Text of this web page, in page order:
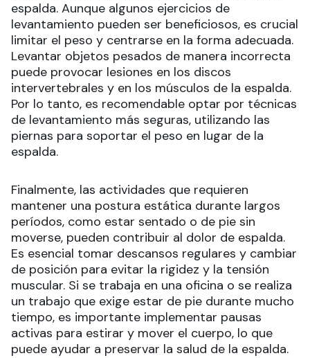
espalda. Aunque algunos ejercicios de
levantamiento pueden ser beneficiosos, es crucial
limitar el peso y centrarse en la forma adecuada.
Levantar objetos pesados de manera incorrecta
puede provocar lesiones en los discos
intervertebrales y en los músculos de la espalda.
Por lo tanto, es recomendable optar por técnicas
de levantamiento más seguras, utilizando las
piernas para soportar el peso en lugar de la
espalda.
Finalmente, las actividades que requieren
mantener una postura estática durante largos
períodos, como estar sentado o de pie sin
moverse, pueden contribuir al dolor de espalda.
Es esencial tomar descansos regulares y cambiar
de posición para evitar la rigidez y la tensión
muscular. Si se trabaja en una oficina o se realiza
un trabajo que exige estar de pie durante mucho
tiempo, es importante implementar pausas
activas para estirar y mover el cuerpo, lo que
puede ayudar a preservar la salud de la espalda.